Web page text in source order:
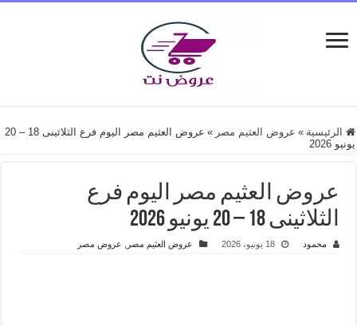
الرئيسية » عروض العثيم مصر »
عروض العثيم مصر اليوم فرع الثلاثينى 18 – 20
يونيو 2026
عروض العثيم مصر اليوم فرع
الثلاثينى 18 – 20 يونيو 2026
محمود 18 يونيو، 2026 عروض العثيم مصر عروض مصر